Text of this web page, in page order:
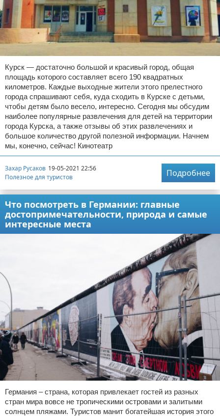
Курск — достаточно большой и красивый город, общая
площадь которого составляет всего 190 квадратных
километров. Каждые выходные жители этого прелестного
города спрашивают себя, куда сходить в Курске с детьми,
чтобы детям было весело, интересно. Сегодня мы обсудим
наиболее популярные развлечения для детей на территории
города Курска, а также отзывы об этих развлечениях и
большое количество другой полезной информации. Начнем
мы, конечно, сейчас! Кинотеатр
Захар Русаков 19-05-2021 22:56
Полезное для туристов
Подробнее
Что посмотреть в Германии: главные
достопримечательности, природа и самые
интересные места
Германия – страна, которая привлекает гостей из разных
стран мира вовсе не тропическими островами и залитыми
солнцем пляжами. Туристов манит богатейшая история этого